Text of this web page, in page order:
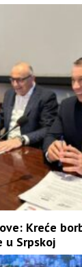
Kreće
u Srpskoj